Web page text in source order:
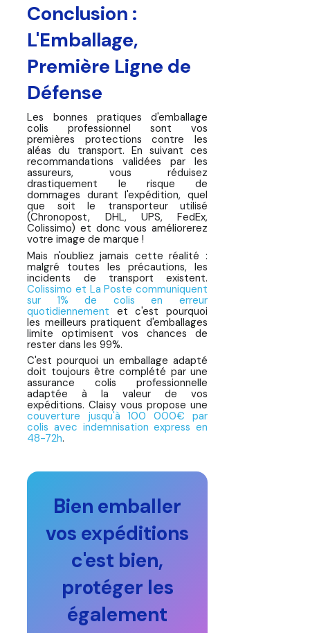
Conclusion :
L'Emballage,
Première Ligne de
Défense
Les bonnes pratiques d'emballage
colis professionnel sont vos
premières protections contre les
aléas du transport. En suivant ces
recommandations validées par les
assureurs, vous réduisez
drastiquement le risque de
dommages durant l'expédition, quel
que soit le transporteur utilisé
(Chronopost, DHL, UPS, FedEx,
Colissimo) et donc vous améliorerez
votre image de marque !
Mais n'oubliez jamais cette réalité :
malgré toutes les précautions, les
incidents de transport existent.
Colissimo et La Poste communiquent
sur 1% de colis en erreur
quotidiennement et c'est pourquoi
les meilleurs pratiquent d'emballages
limite optimisent vos chances de
rester dans les 99%.
C'est pourquoi un emballage adapté
doit toujours être complété par une
assurance colis professionnelle
adaptée à la valeur de vos
expéditions. Claisy vous propose une
couverture jusqu'à 100 000€ par
colis avec indemnisation express en
48-72h.
Bien emballer
vos expéditions
c'est bien,
protéger les
également